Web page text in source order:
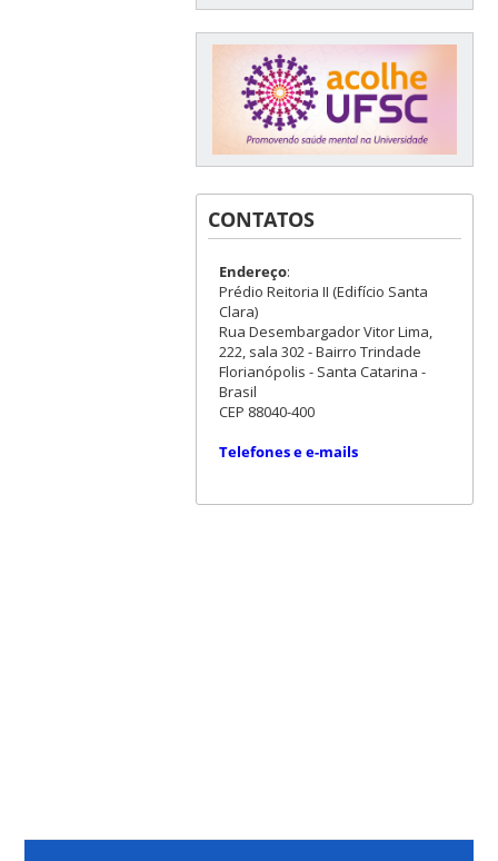
CONTATOS
Endereço:
Prédio Reitoria II (Edifício Santa
Clara)
Rua Desembargador Vitor Lima,
222, sala 302 - Bairro Trindade
Florianópolis - Santa Catarina -
Brasil
CEP 88040-400
Telefones e e-mails